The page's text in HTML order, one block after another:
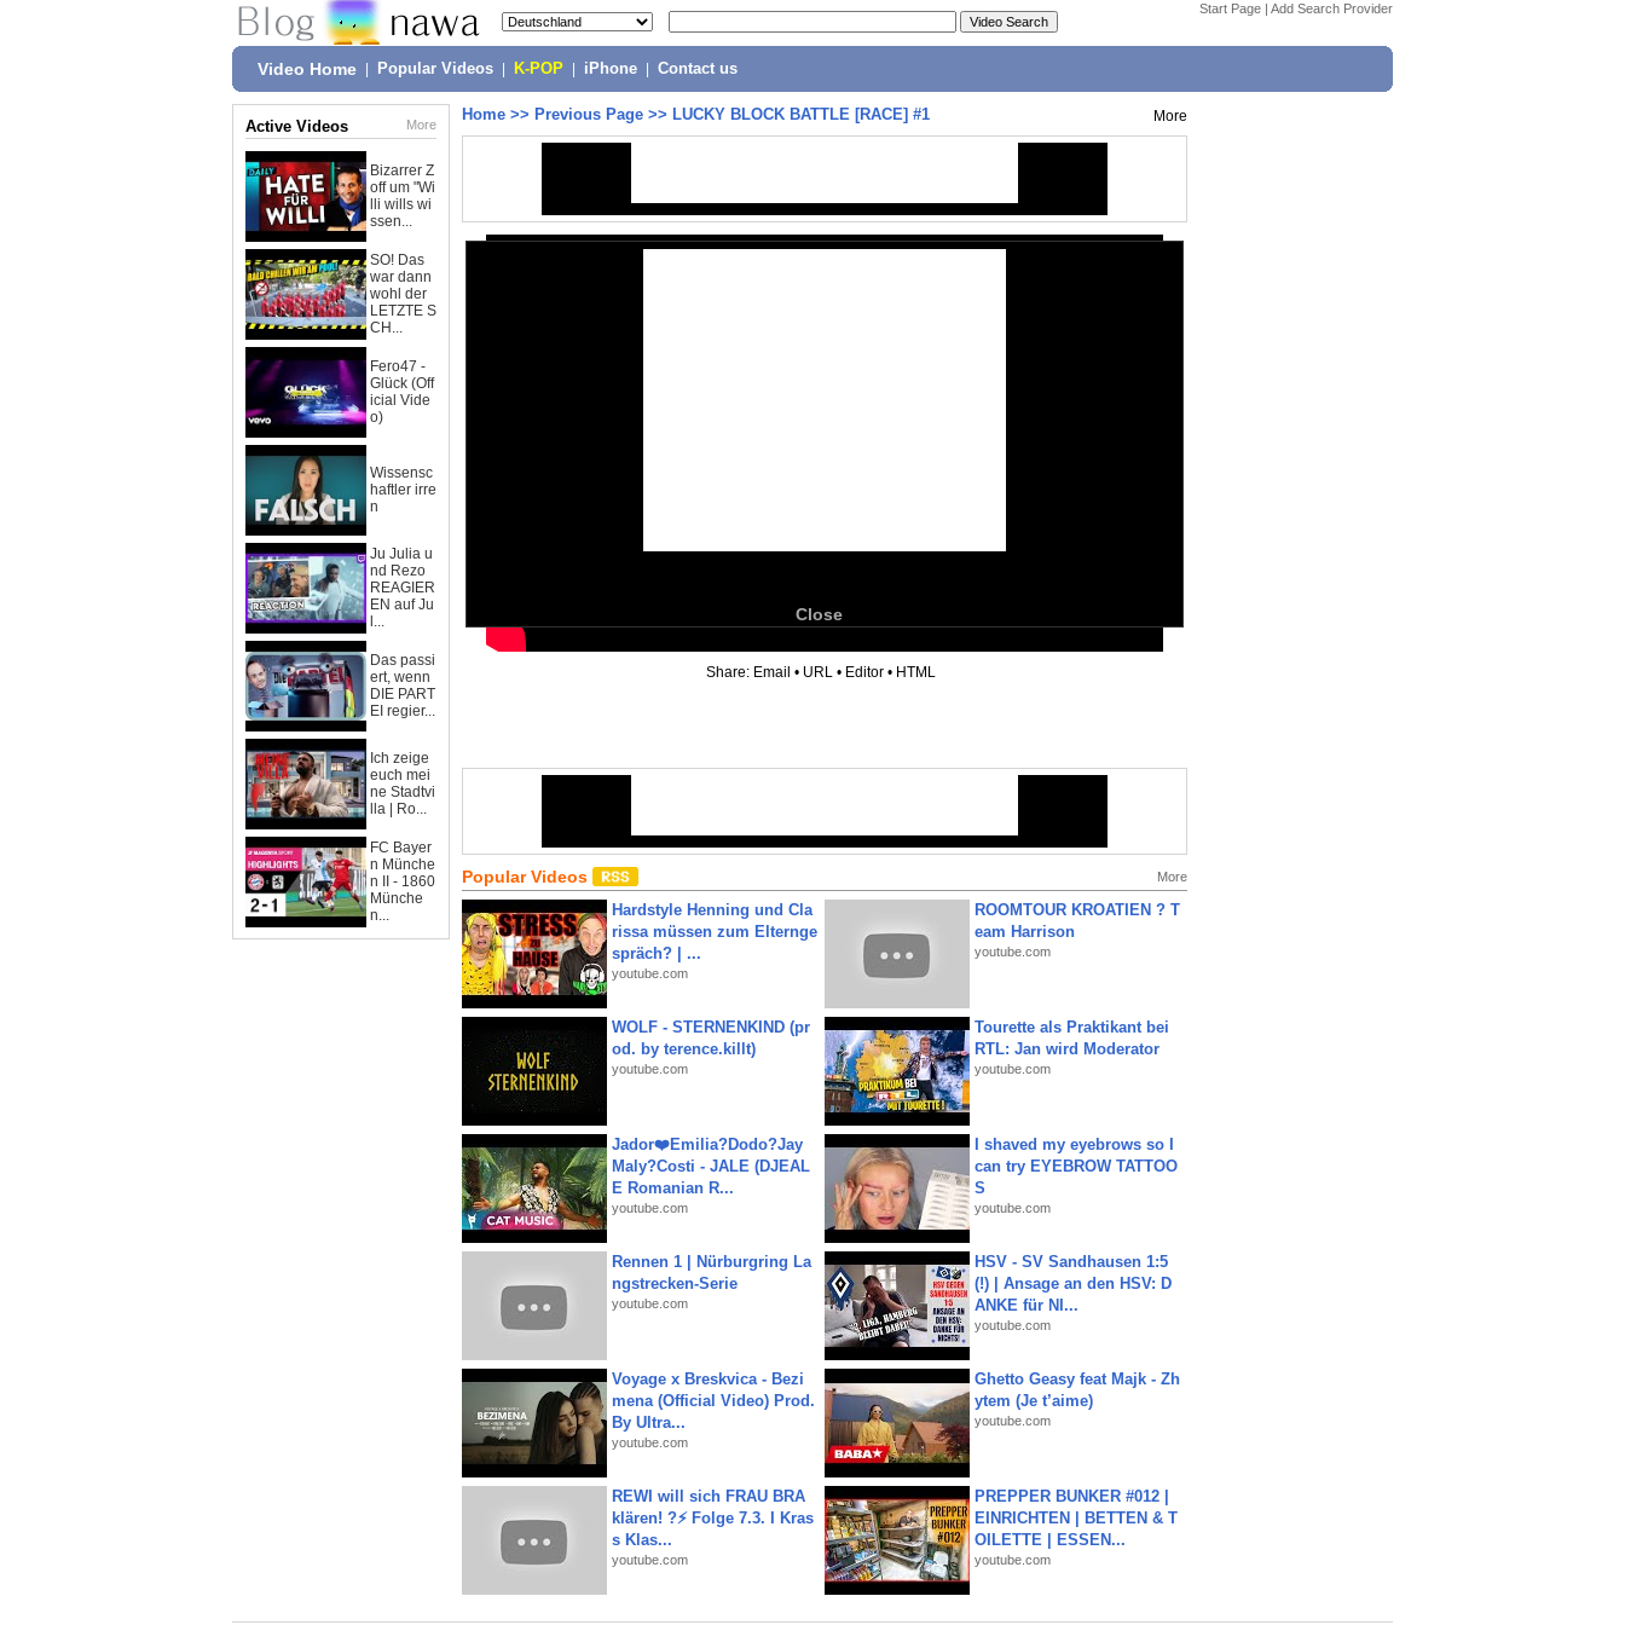
Start Page | Add Search Provider
Video Home Popular Videos K-POP iPhone Contact us
Active Videos More
Bizarrer Z
off um "Wi
lli wills wi
ssen...
SO! Das
war dann
wohl der
LETZTE S
CH...
Fero47 -
Glück (Off
icial Vide
o)
Wissensc
haftler irre
n
Ju Julia u
nd Rezo
REAGIER
EN auf Ju
l...
Das passi
ert, wenn
DIE PART
EI regier...
Ich zeige
euch mei
ne Stadtvi
lla | Ro...
FC Bayer
n Münche
n II - 1860
Münche
n...
Home >> Previous Page >> LUCKY BLOCK BATTLE [RACE] #1 More
Close
Share: Email • URL • Editor • HTML
Popular Videos More
Hardstyle Henning und Cla
rissa müssen zum Elternge
spräch? | ...
youtube.com
ROOMTOUR KROATIEN ? T
eam Harrison
youtube.com
WOLF - STERNENKIND (pr
od. by terence.killt)
youtube.com
Tourette als Praktikant bei
RTL: Jan wird Moderator
youtube.com
Jador❤️Emilia?Dodo?Jay
Maly?Costi - JALE (DJEAL
E Romanian R...
youtube.com
I shaved my eyebrows so I
can try EYEBROW TATTOO
S
youtube.com
Rennen 1 | Nürburgring La
ngstrecken-Serie
youtube.com
HSV - SV Sandhausen 1:5
(!) | Ansage an den HSV: D
ANKE für NI...
youtube.com
Voyage x Breskvica - Bezi
mena (Official Video) Prod.
By Ultra...
youtube.com
Ghetto Geasy feat Majk - Zh
ytem (Je t’aime)
youtube.com
REWI will sich FRAU BRA
klären! ?⚡️ Folge 7.3. I Kras
s Klas...
youtube.com
PREPPER BUNKER #012 |
EINRICHTEN | BETTEN & T
OILETTE | ESSEN...
youtube.com